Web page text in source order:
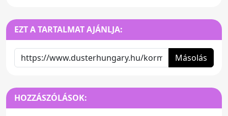
EZT A TARTALMAT AJÁNLJA:
Másolás
HOZZÁSZÓLÁSOK: